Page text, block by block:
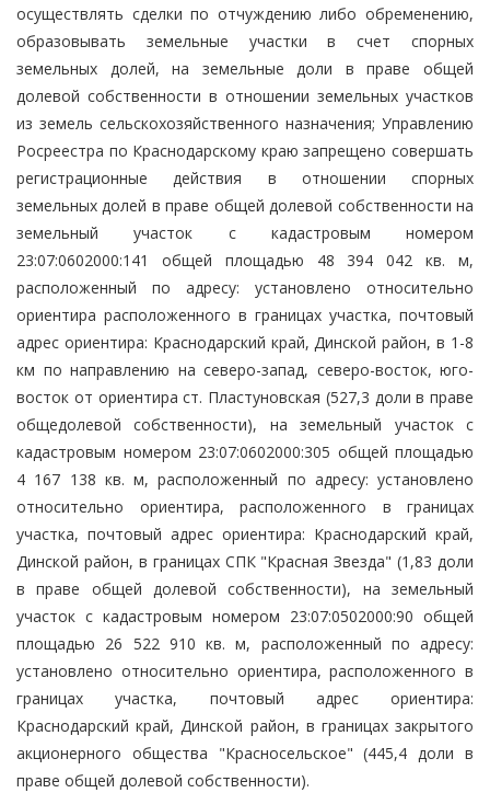
осуществлять сделки по отчуждению либо обременению,
образовывать земельные участки в счет спорных
земельных долей, на земельные доли в праве общей
долевой собственности в отношении земельных участков
из земель сельскохозяйственного назначения; Управлению
Росреестра по Краснодарскому краю запрещено совершать
регистрационные действия в отношении спорных
земельных долей в праве общей долевой собственности на
земельный участок с кадастровым номером
23:07:0602000:141 общей площадью 48 394 042 кв. м,
расположенный по адресу: установлено относительно
ориентира расположенного в границах участка, почтовый
адрес ориентира: Краснодарский край, Динской район, в 1-8
км по направлению на северо-запад, северо-восток, юго-
восток от ориентира ст. Пластуновская (527,3 доли в праве
общедолевой собственности), на земельный участок с
кадастровым номером 23:07:0602000:305 общей площадью
4 167 138 кв. м, расположенный по адресу: установлено
относительно ориентира, расположенного в границах
участка, почтовый адрес ориентира: Краснодарский край,
Динской район, в границах СПК "Красная Звезда" (1,83 доли
в праве общей долевой собственности), на земельный
участок с кадастровым номером 23:07:0502000:90 общей
площадью 26 522 910 кв. м, расположенный по адресу:
установлено относительно ориентира, расположенного в
границах участка, почтовый адрес ориентира:
Краснодарский край, Динской район, в границах закрытого
акционерного общества "Красносельское" (445,4 доли в
праве общей долевой собственности).